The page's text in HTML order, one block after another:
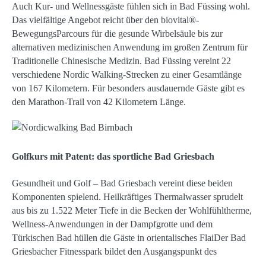
Auch Kur- und Wellnessgäste fühlen sich in Bad Füssing wohl.
Das vielfältige Angebot reicht über den biovital®-
BewegungsParcours für die gesunde Wirbelsäule bis zur
alternativen medizinischen Anwendung im großen Zentrum für
Traditionelle Chinesische Medizin. Bad Füssing vereint 22
verschiedene Nordic Walking-Strecken zu einer Gesamtlänge
von 167 Kilometern. Für besonders ausdauernde Gäste gibt es
den Marathon-Trail von 42 Kilometern Länge.
Golfkurs mit Patent: das sportliche Bad Griesbach
Gesundheit und Golf – Bad Griesbach vereint diese beiden
Komponenten spielend. Heilkräftiges Thermalwasser sprudelt
aus bis zu 1.522 Meter Tiefe in die Becken der Wohlfühltherme,
Wellness-Anwendungen in der Dampfgrotte und dem
Türkischen Bad hüllen die Gäste in orientalisches FlaiDer Bad
Griesbacher Fitnesspark bildet den Ausgangspunkt des